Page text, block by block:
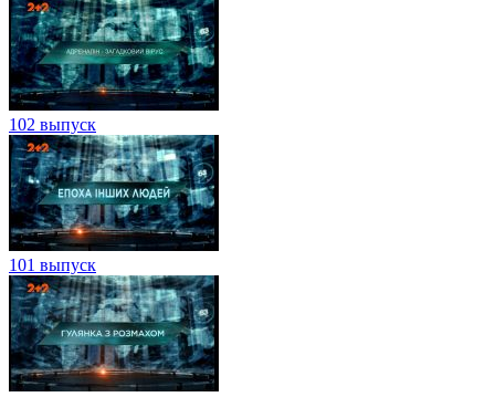
102 выпуск
101 выпуск